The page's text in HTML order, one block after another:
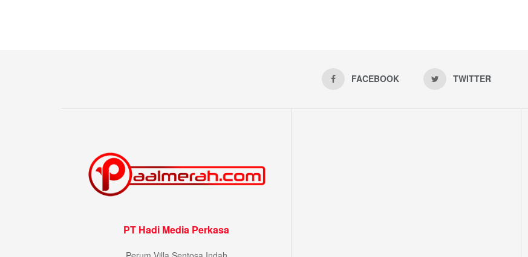
FACEBOOK TWITTER
PT Hadi Media Perkasa